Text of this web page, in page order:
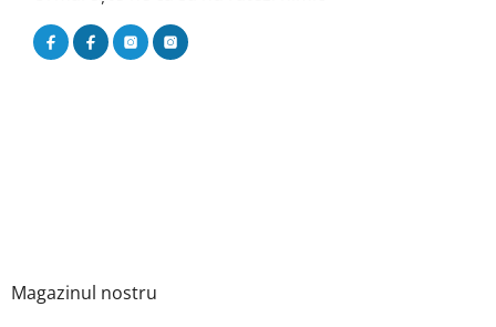
Magazinul nostru